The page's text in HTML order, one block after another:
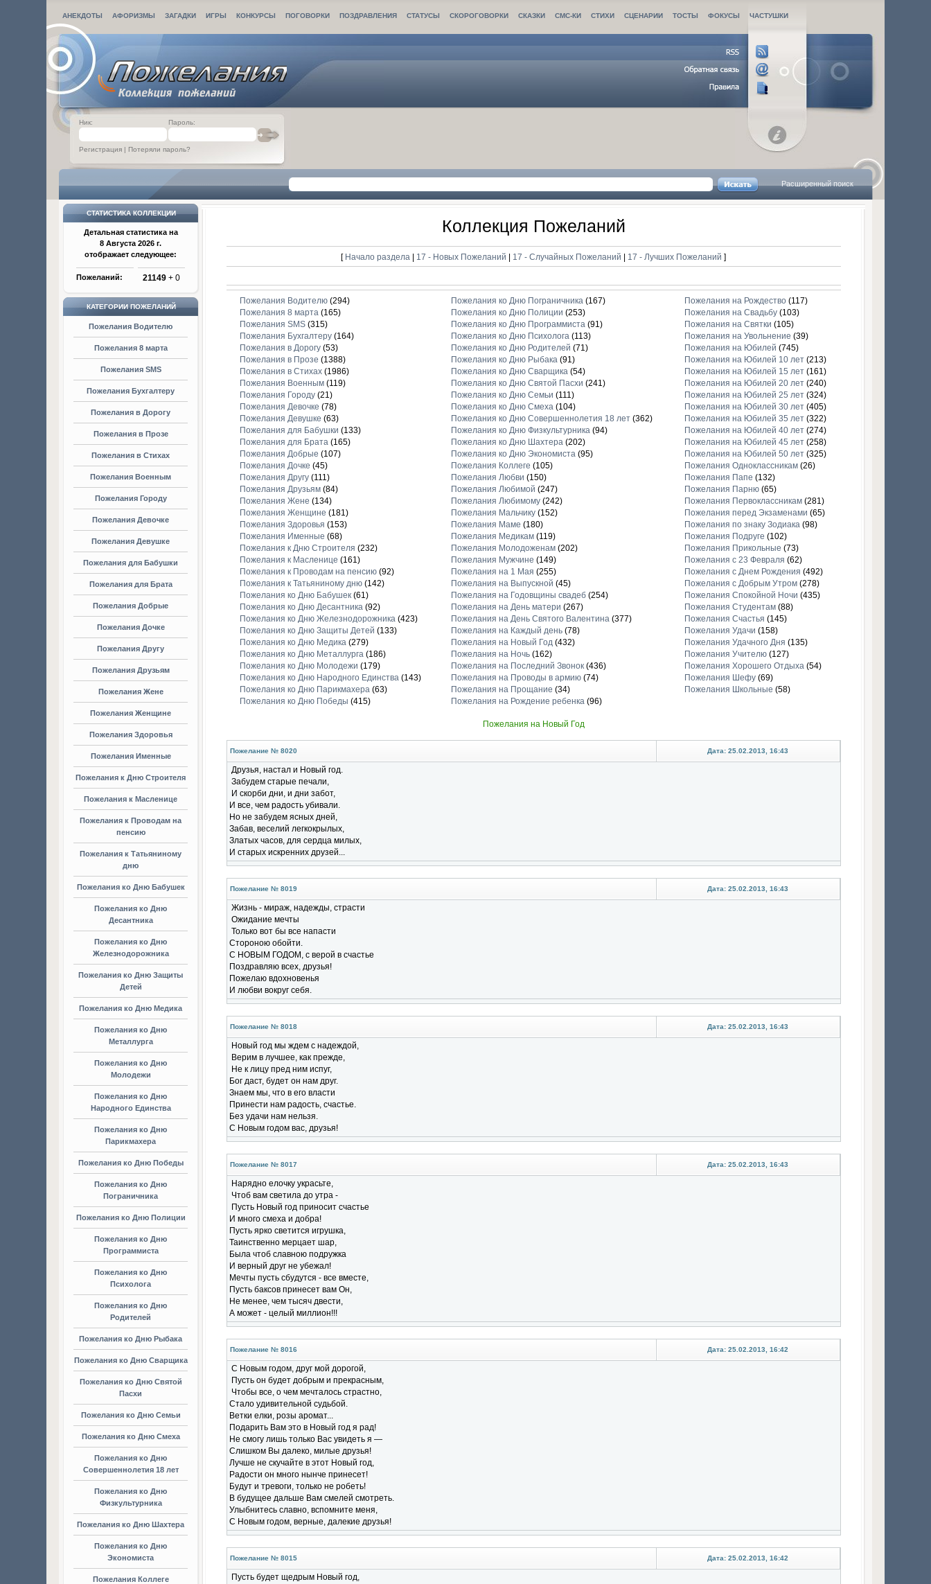
АНЕКДОТЫ АФОРИЗМЫ ЗАГАДКИ ИГРЫ КОНКУРСЫ ПОГОВОРКИ ПОЗДРАВЛЕНИЯ СТАТУСЫ СКОРОГОВОРКИ СКАЗКИ СМС-КИ СТИХИ СЦЕНАРИИ ТОСТЫ ФОКУСЫ ЧАСТУШКИ
Ник: Пароль:
Регистрация | Потеряли пароль?
Расширенный поиск
СТАТИСТИКА КОЛЛЕКЦИИ
Детальная статистика на
8 Августа 2026 г.
отображает следующее:
Пожеланий: 21149+ 0
КАТЕГОРИИ ПОЖЕЛАНИЙ
Пожелания Водителю
Пожелания 8 марта
Пожелания SMS
Пожелания Бухгалтеру
Пожелания в Дорогу
Пожелания в Прозе
Пожелания в Стихах
Пожелания Военным
Пожелания Городу
Пожелания Девочке
Пожелания Девушке
Пожелания для Бабушки
Пожелания для Брата
Пожелания Добрые
Пожелания Дочке
Пожелания Другу
Пожелания Друзьям
Пожелания Жене
Пожелания Женщине
Пожелания Здоровья
Пожелания Именные
Пожелания к Дню Строителя
Пожелания к Масленице
Пожелания к Проводам на
пенсию
Пожелания к Татьяниному
дню
Пожелания ко Дню Бабушек
Пожелания ко Дню
Десантника
Пожелания ко Дню
Железнодорожника
Пожелания ко Дню Защиты
Детей
Пожелания ко Дню Медика
Пожелания ко Дню
Металлурга
Пожелания ко Дню
Молодежи
Пожелания ко Дню
Народного Единства
Пожелания ко Дню
Парикмахера
Пожелания ко Дню Победы
Пожелания ко Дню
Пограничника
Пожелания ко Дню Полиции
Пожелания ко Дню
Программиста
Пожелания ко Дню
Психолога
Пожелания ко Дню
Родителей
Пожелания ко Дню Рыбака
Пожелания ко Дню Сварщика
Пожелания ко Дню Святой
Пасхи
Пожелания ко Дню Семьи
Пожелания ко Дню Смеха
Пожелания ко Дню
Совершеннолетия 18 лет
Пожелания ко Дню
Физкультурника
Пожелания ко Дню Шахтера
Пожелания ко Дню
Экономиста
Пожелания Коллеге
Коллекция Пожеланий
[ Начало раздела | 17 - Новых Пожеланий | 17 - Случайных Пожеланий | 17 - Лучших Пожеланий ]
Пожелания Водителю(294)
Пожелания 8 марта(165)
Пожелания SMS(315)
Пожелания Бухгалтеру(164)
Пожелания в Дорогу(53)
Пожелания в Прозе (1388)
Пожелания в Стихах(1986)
Пожелания Военным(119)
Пожелания Городу(21)
Пожелания Девочке (78)
Пожелания Девушке (63)
Пожелания для Бабушки (133)
Пожелания для Брата(165)
Пожелания Добрые (107)
Пожелания Дочке (45)
Пожелания Другу(111)
Пожелания Друзьям(84)
Пожелания Жене (134)
Пожелания Женщине (181)
Пожелания Здоровья (153)
Пожелания Именные (68)
Пожелания к Дню Строителя (232)
Пожелания к Масленице (161)
Пожелания к Проводам на пенсию(92)
Пожелания к Татьяниному дню(142)
Пожелания ко Дню Бабушек(61)
Пожелания ко Дню Десантника(92)
Пожелания ко Дню Железнодорожника(423)
Пожелания ко Дню Защиты Детей (133)
Пожелания ко Дню Медика(279)
Пожелания ко Дню Металлурга(186)
Пожелания ко Дню Молодежи (179)
Пожелания ко Дню Народного Единства(143)
Пожелания ко Дню Парикмахера(63)
Пожелания ко Дню Победы (415)
Пожелания ко Дню Пограничника(167)
Пожелания ко Дню Полиции (253)
Пожелания ко Дню Программиста(91)
Пожелания ко Дню Психолога(113)
Пожелания ко Дню Родителей (71)
Пожелания ко Дню Рыбака(91)
Пожелания ко Дню Сварщика(54)
Пожелания ко Дню Святой Пасхи (241)
Пожелания ко Дню Семьи (111)
Пожелания ко Дню Смеха(104)
Пожелания ко Дню Совершеннолетия 18 лет(362)
Пожелания ко Дню Физкультурника(94)
Пожелания ко Дню Шахтера(202)
Пожелания ко Дню Экономиста(95)
Пожелания Коллеге (105)
Пожелания Любви (150)
Пожелания Любимой (247)
Пожелания Любимому(242)
Пожелания Мальчику(152)
Пожелания Маме (180)
Пожелания Медикам(119)
Пожелания Молодоженам(202)
Пожелания Мужчине (149)
Пожелания на 1 Мая (255)
Пожелания на Выпускной (45)
Пожелания на Годовщины свадеб(254)
Пожелания на День матери (267)
Пожелания на День Святого Валентина(377)
Пожелания на Каждый день(78)
Пожелания на Новый Год(432)
Пожелания на Ночь(162)
Пожелания на Последний Звонок(436)
Пожелания на Проводы в армию(74)
Пожелания на Прощание (34)
Пожелания на Рождение ребенка(96)
Пожелания на Рождество(117)
Пожелания на Свадьбу(103)
Пожелания на Святки (105)
Пожелания на Увольнение (39)
Пожелания на Юбилей (745)
Пожелания на Юбилей 10 лет(213)
Пожелания на Юбилей 15 лет(161)
Пожелания на Юбилей 20 лет(240)
Пожелания на Юбилей 25 лет(324)
Пожелания на Юбилей 30 лет(405)
Пожелания на Юбилей 35 лет(322)
Пожелания на Юбилей 40 лет(274)
Пожелания на Юбилей 45 лет(258)
Пожелания на Юбилей 50 лет(325)
Пожелания Одноклассникам(26)
Пожелания Папе (132)
Пожелания Парню(65)
Пожелания Первоклассникам(281)
Пожелания перед Экзаменами (65)
Пожелания по знаку Зодиака(98)
Пожелания Подруге (102)
Пожелания Прикольные (73)
Пожелания с 23 Февраля (62)
Пожелания с Днем Рождения (492)
Пожелания с Добрым Утром (278)
Пожелания Спокойной Ночи (435)
Пожелания Студентам(88)
Пожелания Счастья (145)
Пожелания Удачи (158)
Пожелания Удачного Дня (135)
Пожелания Учителю(127)
Пожелания Хорошего Отдыха(54)
Пожелания Шефу(69)
Пожелания Школьные (58)
Пожелания на Новый Год
Пожелание № 8020 Дата: 25.02.2013, 16:43
Друзья, настал и Новый год.
Забудем старые печали,
И скорби дни, и дни забот,
И все, чем радость убивали.
Но не забудем ясных дней,
Забав, веселий легкокрылых,
Златых часов, для сердца милых,
И старых искренних друзей...
Пожелание № 8019 Дата: 25.02.2013, 16:43
Жизнь - мираж, надежды, страсти
Ожидание мечты
Только вот бы все напасти
Стороною обойти.
С HОВЫМ ГОДОМ, с верой в счастье
Поздравляю всех, друзья!
Пожелаю вдохновенья
И любви вокруг себя.
Пожелание № 8018 Дата: 25.02.2013, 16:43
Новый год мы ждем с надеждой,
Верим в лучшее, как прежде,
Не к лицу пред ним испуг,
Бог даст, будет он нам друг.
Знаем мы, что в его власти
Принести нам радость, счастье.
Без удачи нам нельзя.
С Новым годом вас, друзья!
Пожелание № 8017 Дата: 25.02.2013, 16:43
Нарядно елочку украсьте,
Чтоб вам светила до утра -
Пусть Новый год приносит счастье
И много смеха и добра!
Пусть ярко светится игрушка,
Таинственно мерцает шар,
Была чтоб славною подружка
И верный друг не убежал!
Мечты пусть сбудутся - все вместе,
Пусть баксов принесет вам Он,
Не менее, чем тысяч двести,
А может - целый миллион!!!
Пожелание № 8016 Дата: 25.02.2013, 16:42
С Новым годом, друг мой дорогой,
Пусть он будет добрым и прекрасным,
Чтобы все, о чем мечталось страстно,
Стало удивительной судьбой.
Ветки елки, розы аромат...
Подарить Вам это в Новый год я рад!
Не смогу лишь только Вас увидеть я —
Слишком Вы далеко, милые друзья!
Лучше не скучайте в этот Новый год,
Радости он много нынче принесет!
Будут и тревоги, только не робеть!
В будущее дальше Вам смелей смотреть.
Улыбнитесь славно, вспомните меня,
С Новым годом, верные, далекие друзья!
Пожелание № 8015 Дата: 25.02.2013, 16:42
Пусть будет щедрым Новый год,